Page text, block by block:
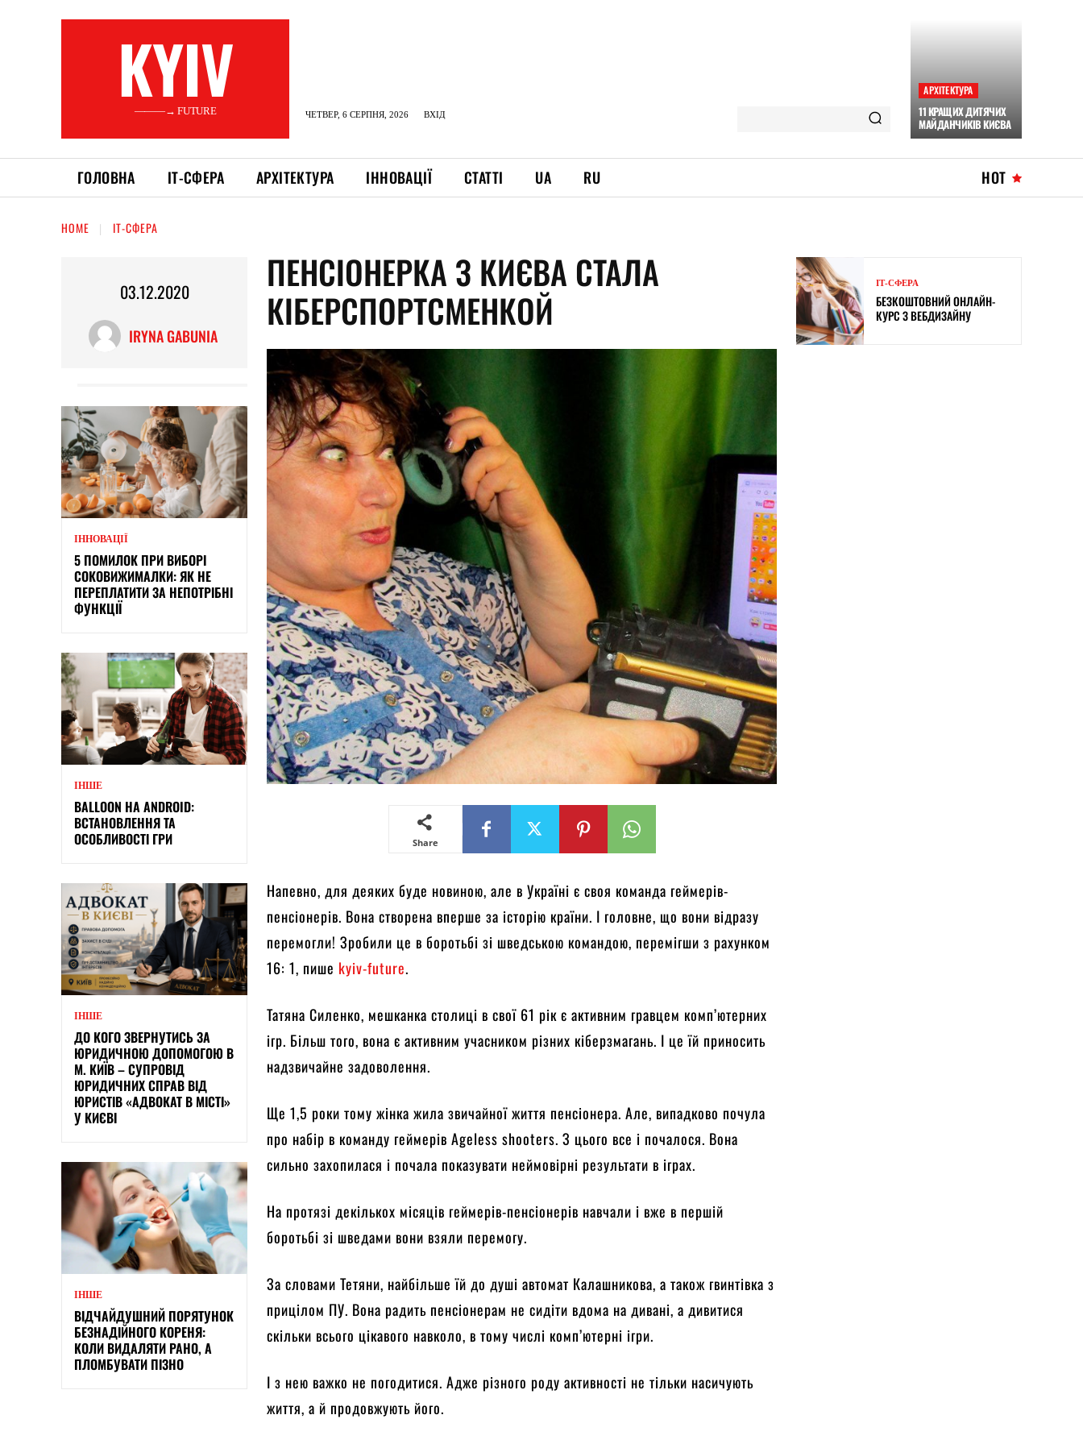
KYIV
———→ FUTURE ЧЕТВЕР, 6 СЕРПНЯ, 2026 ВХІД
АРХІТЕКТУРА
11 КРАЩИХ ДИТЯЧИХ
МАЙДАНЧИКІВ КИЄВА
ГОЛОВНА ІТ-СФЕРА АРХІТЕКТУРА ІННОВАЦІЇ СТАТТІ UA RU HOT
HOME ІТ-СФЕРА
03.12.2020
IRYNA GABUNIA
ІННОВАЦІЇ
5 ПОМИЛОК ПРИ ВИБОРІ
СОКОВИЖИМАЛКИ: ЯК НЕ
ПЕРЕПЛАТИТИ ЗА НЕПОТРІБНІ
ФУНКЦІЇ
ІНШЕ
BALLOON НА ANDROID:
ВСТАНОВЛЕННЯ ТА
ОСОБЛИВОСТІ ГРИ
ІНШЕ
ДО КОГО ЗВЕРНУТИСЬ ЗА
ЮРИДИЧНОЮ ДОПОМОГОЮ В
М. КИЇВ – СУПРОВІД
ЮРИДИЧНИХ СПРАВ ВІД
ЮРИСТІВ «АДВОКАТ В МІСТІ»
У КИЄВІ
ІНШЕ
ВІДЧАЙДУШНИЙ ПОРЯТУНОК
БЕЗНАДІЙНОГО КОРЕНЯ:
КОЛИ ВИДАЛЯТИ РАНО, А
ПЛОМБУВАТИ ПІЗНО
ПЕНСІОНЕРКА З КИЄВА СТАЛА
КІБЕРСПОРТСМЕНКОЙ
Share
Напевно, для деяких буде новиною, але в Україні є своя команда геймерів-
пенсіонерів. Вона створена вперше за історію країни. І головне, що вони відразу
перемогли! Зробили це в боротьбі зі шведською командою, перемігши з рахунком
16: 1, пише kyiv-future.
Татяна Силенко, мешканка столиці в свої 61 рік є активним гравцем комп’ютерних
ігр. Більш того, вона є активним учасником різних кіберзмагань. І це їй приносить
надзвичайне задоволення.
Ще 1,5 роки тому жінка жила звичайної життя пенсіонера. Але, випадково почула
про набір в команду геймерів Аgeless shooters. З цього все і почалося. Вона
сильно захопилася і почала показувати неймовірні результати в іграх.
На протязі декількох місяців геймерів-пенсіонерів навчали і вже в першій
боротьбі зі шведами вони взяли перемогу.
За словами Тетяни, найбільше їй до душі автомат Калашникова, а також гвинтівка з
прицілом ПУ. Вона радить пенсіонерам не сидіти вдома на дивані, а дивитися
скільки всього цікавого навколо, в тому числі комп’ютерні ігри.
І з нею важко не погодитися. Адже різного роду активності не тільки насичують
життя, а й продовжують його.
ІТ-СФЕРА
БЕЗКОШТОВНИЙ ОНЛАЙН-
КУРС З ВЕБДИЗАЙНУ